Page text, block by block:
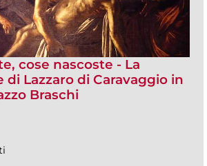
cose nascoste - La
di Lazzaro di Caravaggio in
Braschi